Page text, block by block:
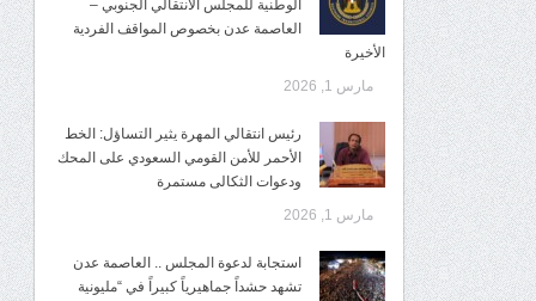
الوطنية للمجلس الانتقالي الجنوبي –
العاصمة عدن بخصوص المواقف الفردية
الأخيرة
مارس 1, 2026
رئيس انتقالي المهرة يثير التساؤل: الخط
الأحمر للأمن القومي السعودي على المحك
ودعوات الثكالى مستمرة
مارس 1, 2026
استجابة لدعوة المجلس .. العاصمة عدن
تشهد حشداً جماهيرياً كبيراً في “مليونية